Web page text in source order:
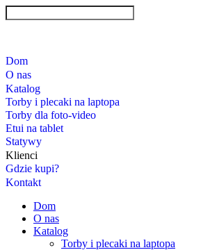
Dom
O nas
Katalog
Torby i plecaki na laptopa
Torby dla foto-video
Etui na tablet
Statywy
Klienci
Gdzie kupi?
Kontakt
Dom
O nas
Katalog
Torby i plecaki na laptopa